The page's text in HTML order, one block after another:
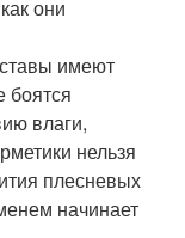
они
имеют
боятся
влаги,
нельзя
плесневых
начинает